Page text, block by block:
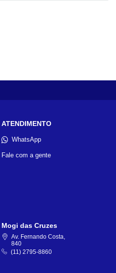
ATENDIMENTO
WhatsApp
Fale com a gente
Mogi das Cruzes
Av. Fernando Costa,
840
(11) 2795-8860